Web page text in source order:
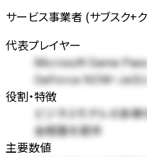
サービス事業者 (サブスク+
代表プレイヤー
Microsoft Game
GeForce NOW・
役割・特徴
ビジネスモデルの多様
金経路を提供
主要数値